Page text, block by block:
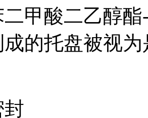
甲酸二乙醇
的托盘被视
封